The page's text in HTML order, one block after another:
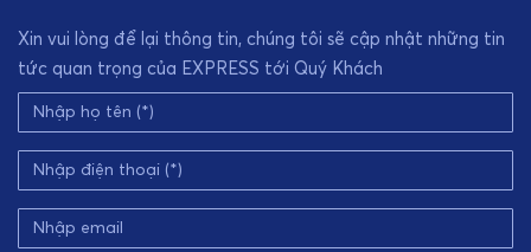
Xin vui lòng để lại thông tin, chúng tôi sẽ cập nhật những tin
tức quan trọng của EXPRESS tới Quý Khách